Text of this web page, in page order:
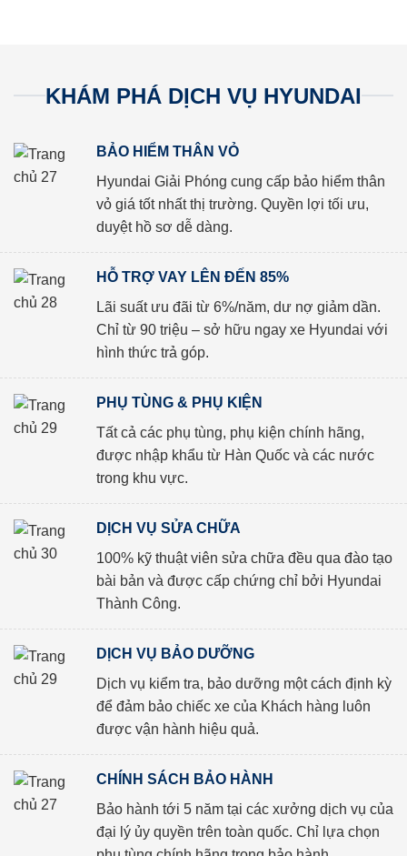
KHÁM PHÁ DỊCH VỤ HYUNDAI
BẢO HIỂM THÂN VỎ
Hyundai Giải Phóng cung cấp bảo hiểm thân
vỏ giá tốt nhất thị trường. Quyền lợi tối ưu,
duyệt hồ sơ dễ dàng.
HỖ TRỢ VAY LÊN ĐẾN 85%
Lãi suất ưu đãi từ 6%/năm, dư nợ giảm dần.
Chỉ từ 90 triệu – sở hữu ngay xe Hyundai với
hình thức trả góp.
PHỤ TÙNG & PHỤ KIỆN
Tất cả các phụ tùng, phụ kiện chính hãng,
được nhập khẩu từ Hàn Quốc và các nước
trong khu vực.
DỊCH VỤ SỬA CHỮA
100% kỹ thuật viên sửa chữa đều qua đào tạo
bài bản và được cấp chứng chỉ bởi Hyundai
Thành Công.
DỊCH VỤ BẢO DƯỠNG
Dịch vụ kiểm tra, bảo dưỡng một cách định kỳ
để đảm bảo chiếc xe của Khách hàng luôn
được vận hành hiệu quả.
CHÍNH SÁCH BẢO HÀNH
Bảo hành tới 5 năm tại các xưởng dịch vụ của
đại lý ủy quyền trên toàn quốc. Chỉ lựa chọn